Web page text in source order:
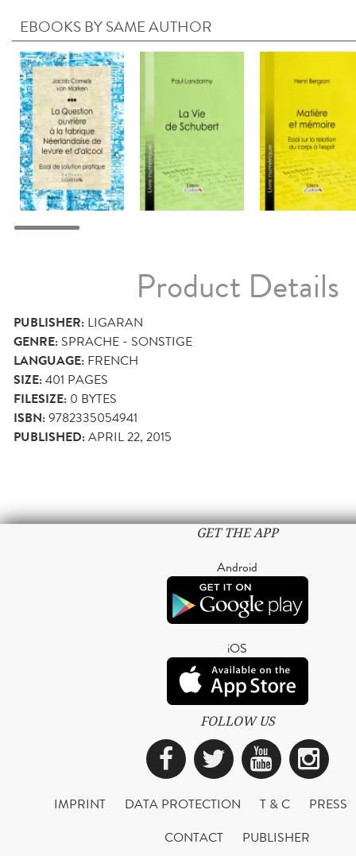
EBOOKS BY SAME AUTHOR
Product Details
PUBLISHER: LIGARAN
GENRE: SPRACHE - SONSTIGE
LANGUAGE: FRENCH
SIZE:401 PAGES
FILESIZE: 0 BYTES
ISBN:9782335054941
PUBLISHED:APRIL 22, 2015
GET THE APP
Android
iOS
FOLLOW US
Facebook
Twitter
IMPRINT DATA PROTECTION T & C
PRESS
CONTACT
PUBLISHER